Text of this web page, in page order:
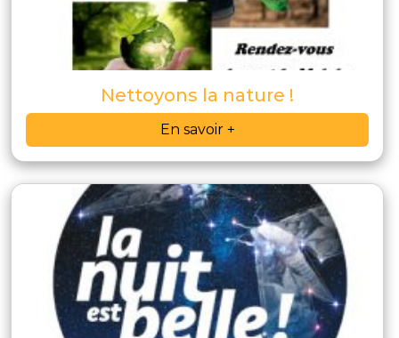
Nettoyons la nature !
En savoir +